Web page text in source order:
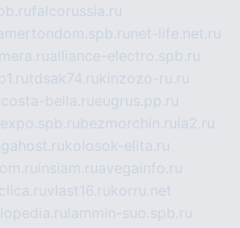
falcorussia.ru
net-life.net.ru
alliance-electro.spb.ru
tdsak74.rukinzozo-ru.ru
costa-bella.rueugrus.pp.ru
bezmorchin.ru ia2.ru
kolosok-elita.ru
insiam.ruavegainfo.ru
vlast16.rukorru.net
lammin-suo.spb.ru